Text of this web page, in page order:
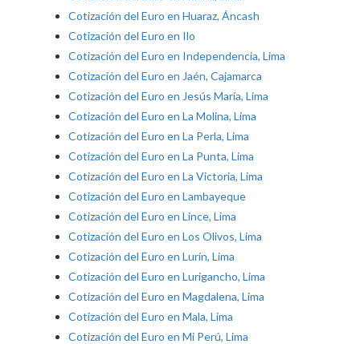
Cotización del Euro en Huaraz, Áncash
Cotización del Euro en Ilo
Cotización del Euro en Independencia, Lima
Cotización del Euro en Jaén, Cajamarca
Cotización del Euro en Jesús María, Lima
Cotización del Euro en La Molina, Lima
Cotización del Euro en La Perla, Lima
Cotización del Euro en La Punta, Lima
Cotización del Euro en La Victoria, Lima
Cotización del Euro en Lambayeque
Cotización del Euro en Lince, Lima
Cotización del Euro en Los Olivos, Lima
Cotización del Euro en Lurín, Lima
Cotización del Euro en Lurigancho, Lima
Cotización del Euro en Magdalena, Lima
Cotización del Euro en Mala, Lima
Cotización del Euro en Mi Perú, Lima